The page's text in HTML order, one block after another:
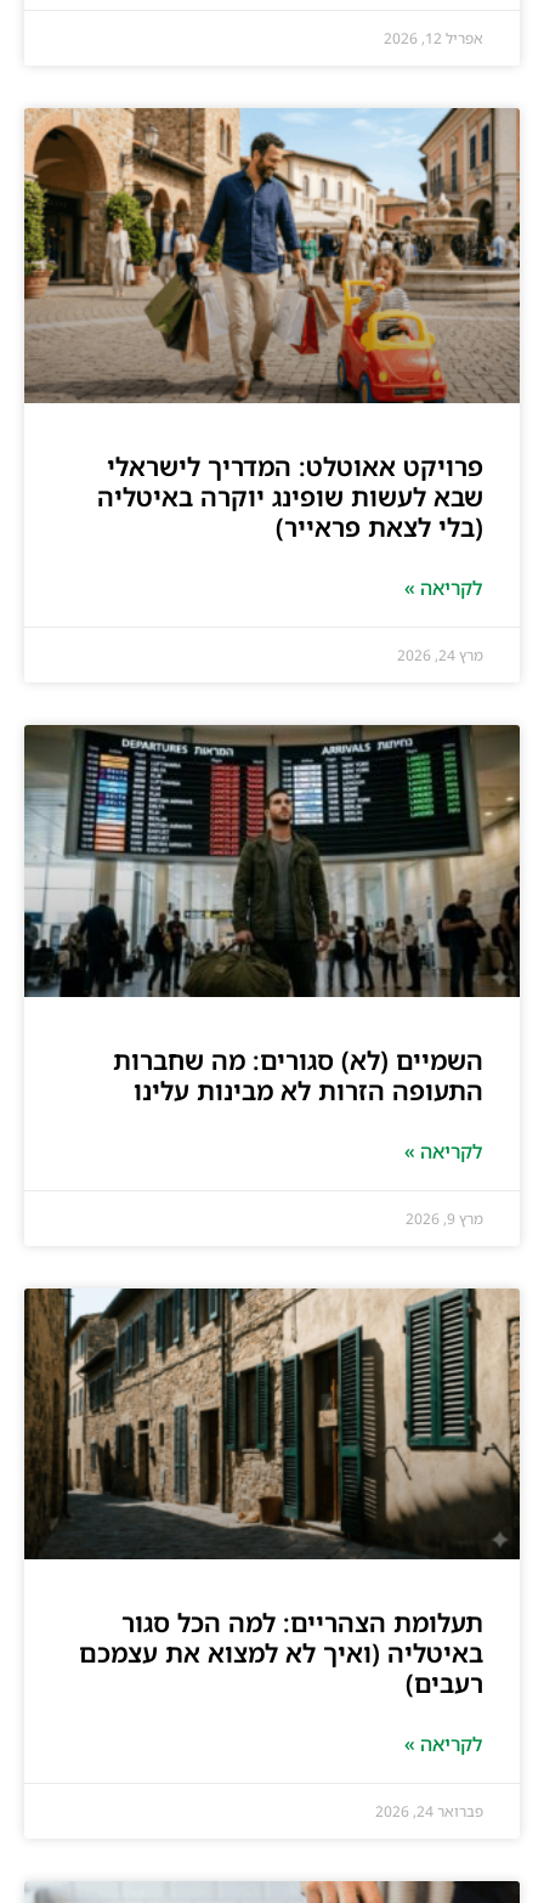
אפריל 12, 2026
פרויקט אאוטלט: המדריך לישראלי
שבא לעשות שופינג יוקרה באיטליה
(בלי לצאת פראייר)
לקריאה »
מרץ 24, 2026
השמיים (לא) סגורים: מה שחברות
התעופה הזרות לא מבינות עלינו
לקריאה »
מרץ 9, 2026
תעלומת הצהריים: למה הכל סגור
באיטליה (ואיך לא למצוא את עצמכם
רעבים)
לקריאה »
פברואר 24, 2026